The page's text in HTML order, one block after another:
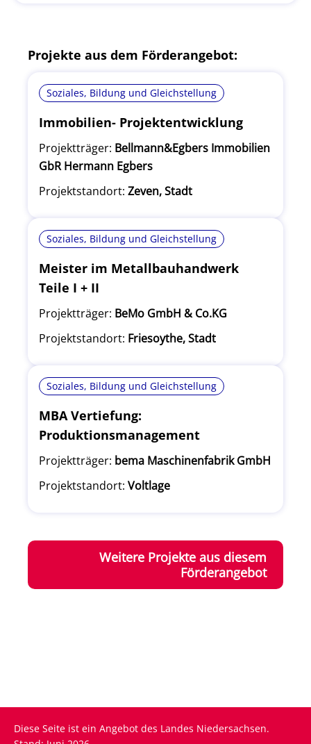
Projekte aus dem Förderangebot:
Soziales, Bildung und Gleichstellung
Immobilien- Projektentwicklung
Projektträger: Bellmann&Egbers Immobilien
GbR Hermann Egbers
Projektstandort: Zeven, Stadt
Soziales, Bildung und Gleichstellung
Meister im Metallbauhandwerk
Teile I + II
Projektträger: BeMo GmbH & Co.KG
Projektstandort: Friesoythe, Stadt
Soziales, Bildung und Gleichstellung
MBA Vertiefung:
Produktionsmanagement
Projektträger: bema Maschinenfabrik GmbH
Projektstandort: Voltlage
Weitere Projekte aus diesem
Förderangebot
Diese Seite ist ein Angebot des Landes Niedersachsen.